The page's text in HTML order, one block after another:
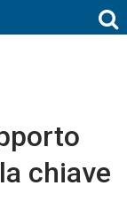
chiave